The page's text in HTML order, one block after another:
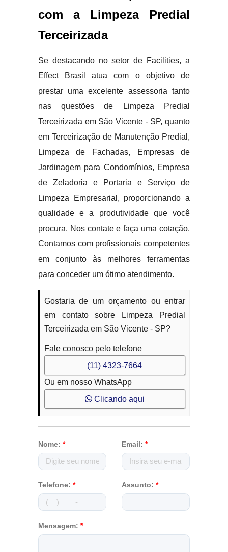
com a Limpeza Predial
Terceirizada
Se destacando no setor de Facilities, a
Effect Brasil atua com o objetivo de
prestar uma excelente assessoria tanto
nas questões de Limpeza Predial
Terceirizada em São Vicente - SP, quanto
em Terceirização de Manutenção Predial,
Limpeza de Fachadas, Empresas de
Jardinagem para Condomínios, Empresa
de Zeladoria e Portaria e Serviço de
Limpeza Empresarial, proporcionando a
qualidade e a produtividade que você
procura. Nos contate e faça uma cotação.
Contamos com profissionais competentes
em conjunto às melhores ferramentas
para conceder um ótimo atendimento.
Gostaria de um orçamento ou entrar
em contato sobre Limpeza Predial
Terceirizada em São Vicente - SP?
Fale conosco pelo telefone
(11) 4323-7664
Ou em nosso WhatsApp
Clicando aqui
Nome: * Email: *
Telefone: * Assunto: *
Mensagem: *